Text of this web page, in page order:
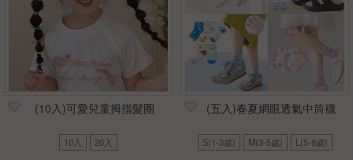
(10入)可愛兒童拇指髮圈
10入 20入
(五入)春夏網眼透氣中筒襪
S(1-3歲) M(3-5歲) L(5-8歲)